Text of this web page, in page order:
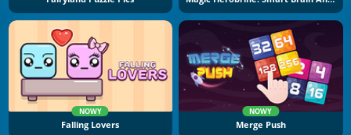
NOWY
Falling Lovers
NOWY
Merge Push